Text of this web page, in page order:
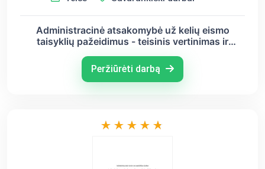
Administracinė atsakomybė už kelių eismo
taisyklių pažeidimus - teisinis vertinimas ir
Peržiūrėti darbą